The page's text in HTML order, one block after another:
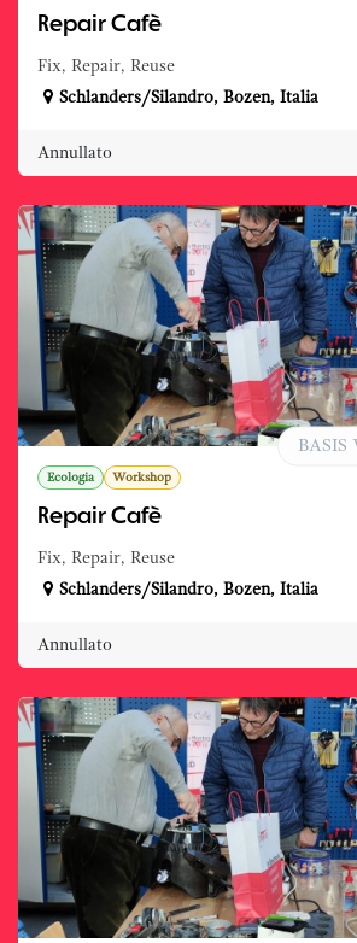
Repair Cafè
Fix, Repair, Reuse
Schlanders/Silandro, Bozen, Italia
Annullato
Ecologia Workshop
Repair Cafè
Fix, Repair, Reuse
BASIS
Schlanders/Silandro, Bozen, Italia
Annullato